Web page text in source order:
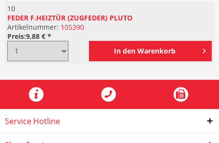
10
FEDER F.HEIZTÜR (ZUGFEDER) PLUTO
Artikelnummer: 105390
Preis:9,88 € *
In den Warenkorb
Service Hotline